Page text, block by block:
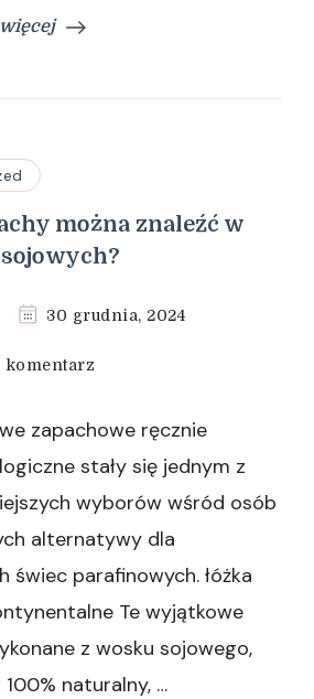
można znaleźć w
30 grudnia, 2024
komentarz
zapachy
można
znaleźć
w
sojowych?
zapachowe ręcznie
stały się jednym z
wyborów wśród osób
alternatywy dla
świec parafinowych. łóżka
Te wyjątkowe
z wosku sojowego,
naturalny, …